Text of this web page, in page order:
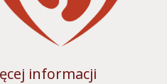
informacji